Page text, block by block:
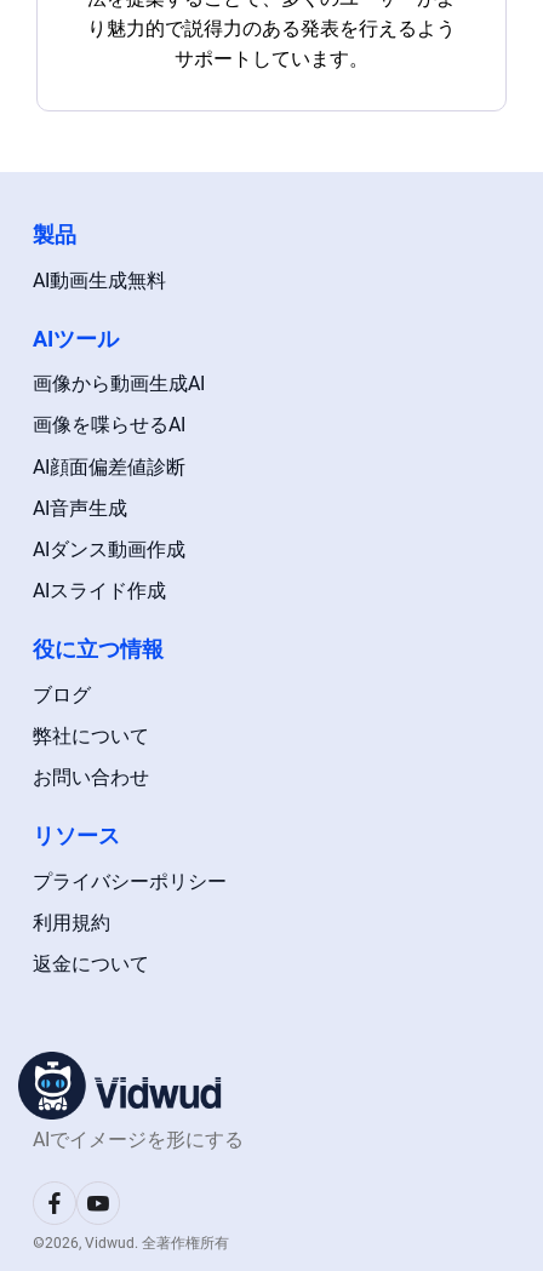
り魅力的で説得力のある発表を行えるよう
サポートしています。
AIでイメージを形にする
©2026, Vidwud. 全著作権所有
製品
AI動画生成無料
AIツール
画像から動画生成AI
画像を喋らせるAI
AI顔面偏差値診断
AI音声生成
AIダンス動画作成
AIスライド作成
役に立つ情報
ブログ
弊社について
お問い合わせ
リソース
プライバシーポリシー
利用規約
返金について